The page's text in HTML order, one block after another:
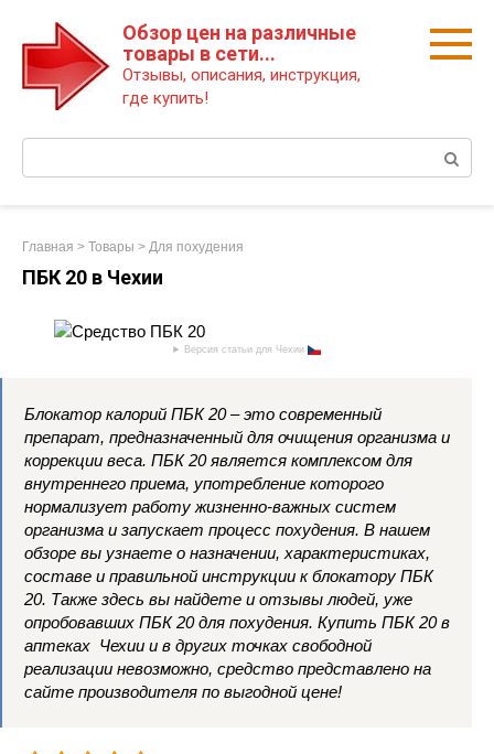
Обзор цен на различные
товары в сети...
Отзывы, описания, инструкция,
где купить!
Главная > Товары > Для похудения
ПБК 20 в Чехии
Версия статьи для Чехии
Блокатор калорий ПБК 20 – это современный
препарат, предназначенный для очищения организма и
коррекции веса. ПБК 20 является комплексом для
внутреннего приема, употребление которого
нормализует работу жизненно-важных систем
организма и запускает процесс похудения. В нашем
обзоре вы узнаете о назначении, характеристиках,
составе и правильной инструкции к блокатору ПБК
20. Также здесь вы найдете и отзывы людей, уже
опробовавших ПБК 20 для похудения. Купить ПБК 20 в
аптеках Чехии и в других точках свободной
реализации невозможно, средство представлено на
сайте производителя по выгодной цене!